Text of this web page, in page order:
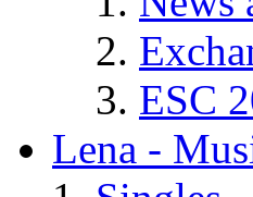
ESC
Lena -